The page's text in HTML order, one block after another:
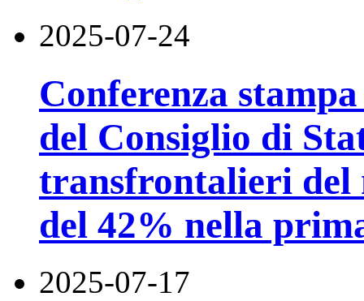
2025-07-24
Conferenza
del Consiglio di
transfrontalieri del
del 42% nella
2025-07-17